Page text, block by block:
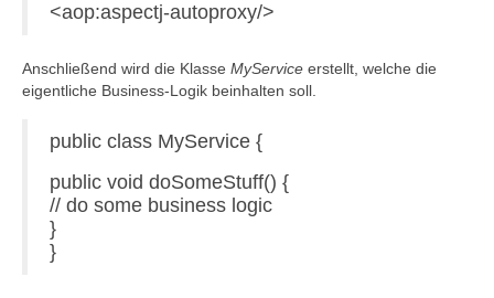
<aop:aspectj-autoproxy/>
Anschließend wird die Klasse MyService erstellt, welche die
eigentliche Business-Logik beinhalten soll.
public class MyService {
public void doSomeStuff() {
// do some business logic
}
}